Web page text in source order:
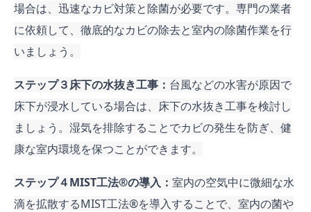
場合は、迅速なカビ対策と除菌が必要です。専門の業者
に依頼して、徹底的なカビの除去と室内の除菌作業を行
いましょう。
ステップ３床下の水抜き工事： 台風などの水害が原因で
床下が浸水している場合は、床下の水抜き工事を検討し
ましょう。湿気を排除することでカビの発生を防ぎ、健
康な室内環境を保つことができます。
ステップ４MIST工法®︎の導入： 室内の空気中に微細な水
滴を拡散するMIST工法®︎を導入することで、室内の菌や